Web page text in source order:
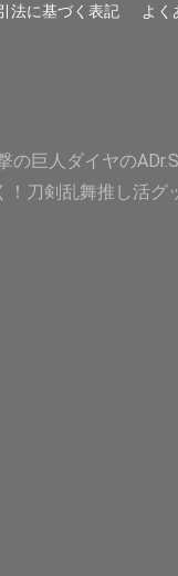
法に基づく表記 よく
の巨人 ダイヤのA
！刀剣乱舞推し活グ